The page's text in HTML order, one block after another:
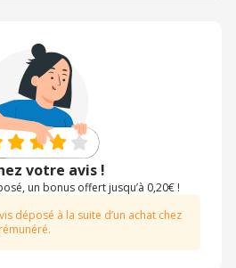
votre avis !
un bonus offert jusqu’à 0,20€ !
déposé à la suite d’un achat chez